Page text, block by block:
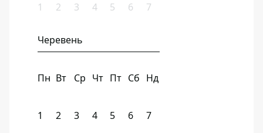
1 2 3 4 5 6 7
Черевень
Пн Вт Ср Чт Пт Сб Нд
1 2 3 4 5 6 7